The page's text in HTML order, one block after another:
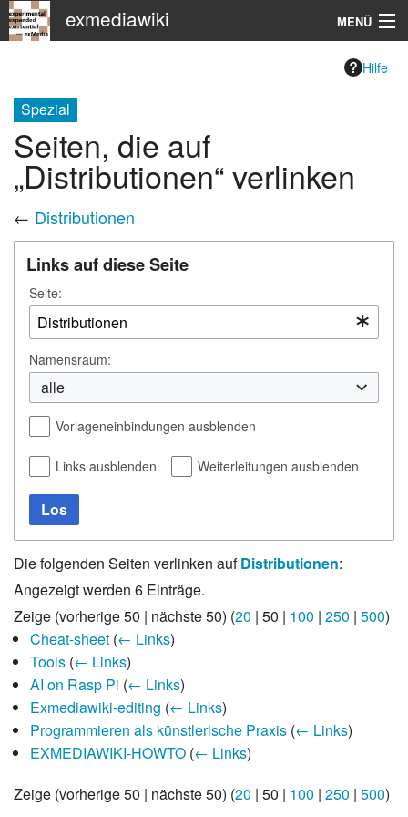
exmediawiki MENÜ
KHM
Suche
Hilfe
Spezial
Seiten, die auf
„Distributionen“ verlinken
← Distributionen
Links auf diese Seite
Seite:
Namensraum:
alle
Vorlageneinbindungen ausblenden
Links ausblenden Weiterleitungen ausblenden
Los
Die folgenden Seiten verlinken aufDistributionen:
Angezeigt werden 6 Einträge.
Zeige (vorherige 50 | nächste 50) (20 | 50 | 100 | 250 | 500)
Cheat-sheet (← Links)
Tools (← Links)
AI on Rasp Pi (← Links)
Exmediawiki-editing (← Links)
Programmieren als künstlerische Praxis (← Links)
EXMEDIAWIKI-HOWTO (← Links)
Zeige (vorherige 50 | nächste 50) (20 | 50 | 100 | 250 | 500)